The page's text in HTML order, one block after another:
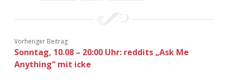
Vorheriger Beitrag
Sonntag, 10.08 – 20:00 Uhr: reddits „Ask Me
Anything“ mit icke